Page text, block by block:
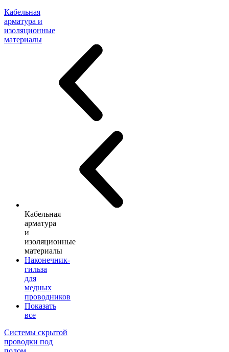
Кабельная
арматура и
изоляционные
материалы
Кабельная
арматура
и
изоляционные
материалы
Наконечник-
гильза
для
медных
проводников
Показать
все
Системы скрытой
проводки под